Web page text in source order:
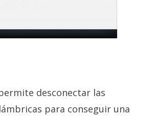
desconectar las
para conseguir una